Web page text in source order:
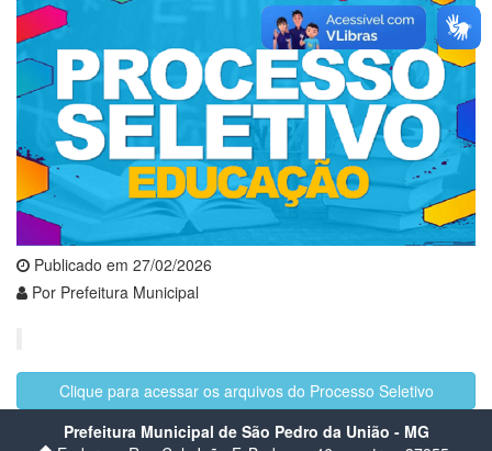
Publicado em 27/02/2026
Por Prefeitura Municipal
Clique para acessar os arquivos do Processo Seletivo
Prefeitura Municipal de São Pedro da União - MG